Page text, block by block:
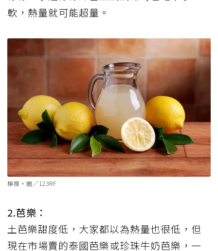
軟，熱量就可能超量。
檸檬。圖╱123RF
2.芭樂：
土芭樂甜度低，大家都以為熱量也很低，但
現在市場賣的泰國芭樂或珍珠牛奶芭樂，一